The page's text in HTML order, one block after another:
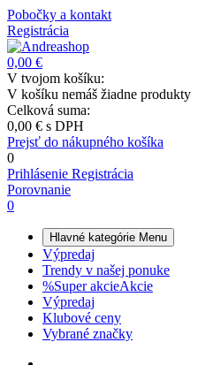
Pobočky a kontakt
Registrácia
0,00 €
V tvojom košíku:
V košíku nemáš žiadne produkty
Celková suma:
0,00 € s DPH
Prejsť do nákupného košíka
0
Prihlásenie Registrácia
Porovnanie
0
Hlavné kategórie Menu
Výpredaj
Trendy v našej ponuke
%Super akcieAkcie
Výpredaj
Klubové ceny
Vybrané značky